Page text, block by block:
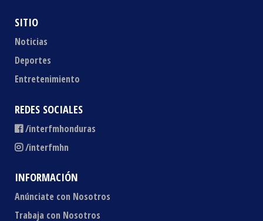
SITIO
Noticias
Deportes
Entretenimiento
REDES SOCIALES
/interfmhonduras
/interfmhn
INFORMACIÓN
Anúnciate con Nosotros
Trabaja con Nosotros